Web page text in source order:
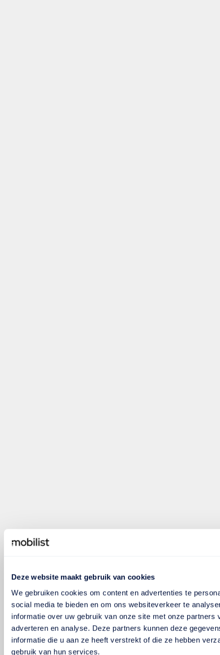
Deze website maakt gebruik van cookies
We gebruiken cookies om content en advertenties te
social media te bieden en om ons websiteverkeer te
informatie over uw gebruik van onze site met onze partners
adverteren en analyse. Deze partners kunnen deze
informatie die u aan ze heeft verstrekt of die ze hebben
gebruik van hun services.